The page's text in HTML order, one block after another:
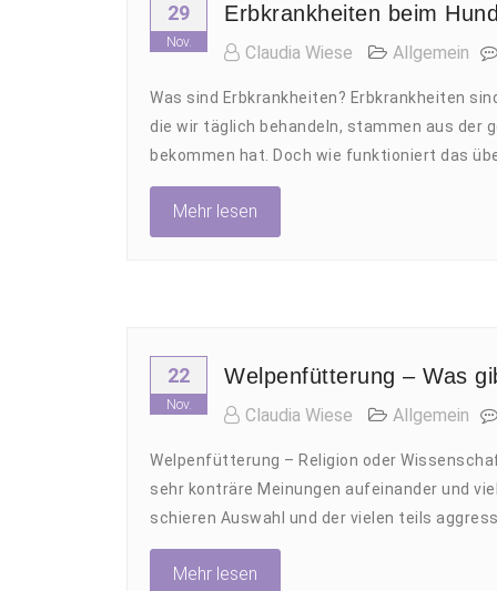
29
Nov.
Erbkrankheiten beim Hund
Claudia Wiese Allgemein
Was sind Erbkrankheiten? Erbkrankheiten
die wir täglich behandeln, stammen aus der
bekommen hat. Doch wie funktioniert das
Mehr lesen
22
Nov.
Welpenfütterung – Was
Claudia Wiese Allgemein
Welpenfütterung – Religion oder
sehr konträre Meinungen aufeinander und
schieren Auswahl und der vielen teils
Mehr lesen